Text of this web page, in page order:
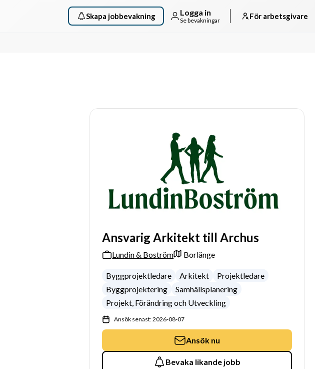
Skapa jobbevakning Logga in
Se bevakningar För arbetsgivare
Ansvarig Arkitekt till Archus
Lundin & Boström Borlänge
Byggprojektledare Arkitekt
Projektledare
Byggprojektering
Samhällsplanering
Projekt, Förändring och Utveckling
Ansök senast: 2026-08-07
Ansök nu
Bevaka likande jobb